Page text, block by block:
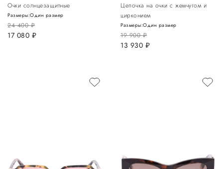
Очки солнцезащитные
24 400руб.
17 080 руб.
Размеры:Один размер
Цепочка на очки с жемчугом и
цирконием
19 900руб.
13 930 руб.
Размеры:Один размер